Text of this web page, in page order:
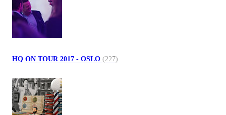
HQ ON TOUR 2017 - OSLO (227)